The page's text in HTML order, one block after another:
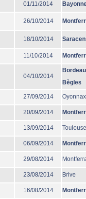
01/11/2014
26/10/2014
18/10/2014
11/10/2014
04/10/2014
Bègles
27/09/2014 Oyonnax
20/09/2014
13/09/2014 Toulouse
06/09/2014
29/08/2014
23/08/2014 Brive
16/08/2014